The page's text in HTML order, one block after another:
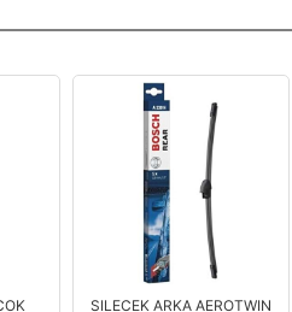
SILECEK ARKA AEROTWIN